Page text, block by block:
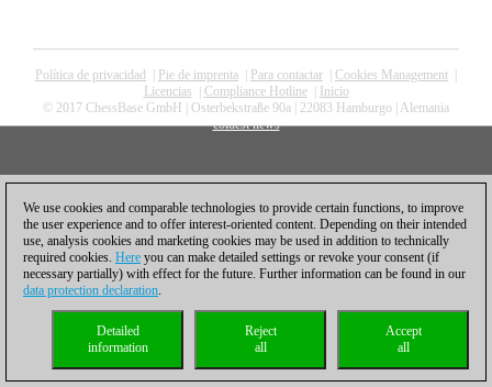
Política de privacidad Pie de imprenta Para contactar Cookies Management
Licencias
Compliance Hotline|
Inicio
© 2017 ChessBase GmbH | Osterbekstraße 90a | 22083 Hamburgo | Alemania
coldest news
We use cookies and comparable technologies to provide certain functions, to improve
the user experience and to offer interest-oriented content. Depending on their intended
use, analysis cookies and marketing cookies may be used in addition to technically
required cookies. Here you can make detailed settings or revoke your consent (if
necessary partially) with effect for the future. Further information can be found in our
data protection declaration.
Accept
all
Reject
all
Detailed
information